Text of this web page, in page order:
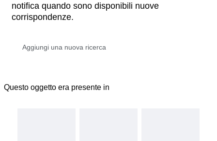
notifica quando sono disponibili nuove
corrispondenze.
Questo oggetto era presente in